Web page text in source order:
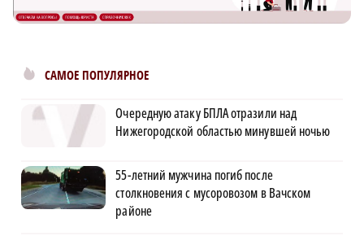
САМОЕ ПОПУЛЯРНОЕ
Очередную атаку БПЛА отразили над
Нижегородской областью минувшей ночью
55-летний мужчина погиб после
столкновения с мусоровозом в Вачском
районе